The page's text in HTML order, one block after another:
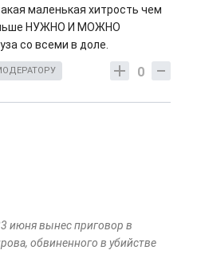
маленькая хитрость чем
НУЖНО И МОЖНО
со всеми в доле.
0
июня вынес приговор в
обвиненного в убийстве